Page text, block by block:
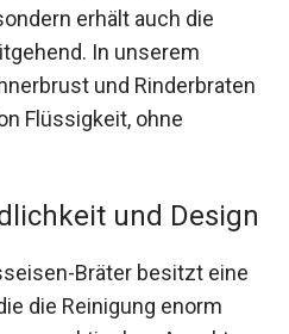
erhält auch die
In unserem
und Rinderbraten
Flüssigkeit, ohne
und Design
Bräter besitzt eine
die Reinigung enorm